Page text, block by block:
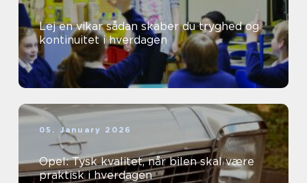
Lej en vikar sådan skaber du tryghed og
kontinuitet i hverdagen
05. January 2026
Opel: Tysk kvalitet, når bilen skal være
praktisk i hverdagen